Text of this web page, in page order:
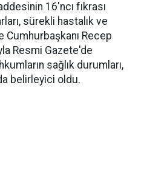
16'ncı fıkrası
sürekli hastalık ve
Recep
Resmi Gazete'de
sağlık durumları,
belirleyici oldu.